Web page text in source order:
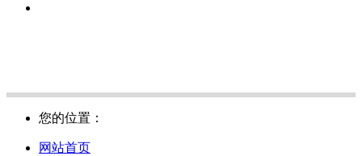
您的位置：
网站首页